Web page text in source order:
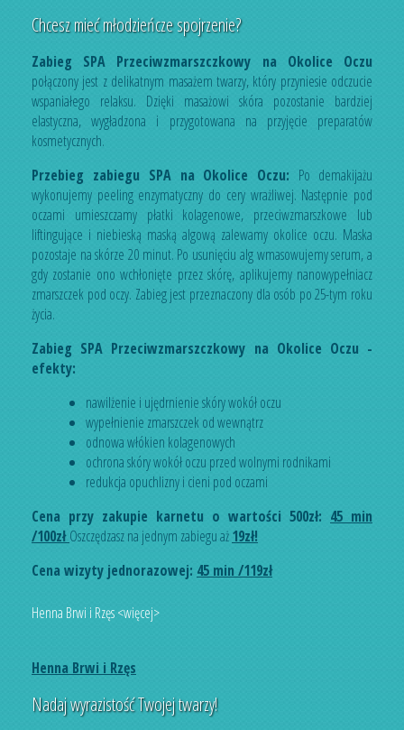
Chcesz mieć młodzieńcze spojrzenie?
Zabieg SPA Przeciwzmarszczkowy na Okolice Oczu
połączony jest z delikatnym masażem twarzy, który przyniesie odczucie
wspaniałego relaksu. Dzięki masażowi skóra pozostanie bardziej
elastyczna, wygładzona i przygotowana na przyjęcie preparatów
kosmetycznych.
Przebieg zabiegu SPA na Okolice Oczu: Po demakijażu
wykonujemy peeling enzymatyczny do cery wrażliwej. Następnie pod
oczami umieszczamy płatki kolagenowe, przeciwzmarszkowe lub
liftingujące i niebieską maską algową zalewamy okolice oczu. Maska
pozostaje na skórze 20 minut. Po usunięciu alg wmasowujemy serum, a
gdy zostanie ono wchłonięte przez skórę, aplikujemy nanowypełniacz
zmarszczek pod oczy. Zabieg jest przeznaczony dla osób po 25-tym roku
życia.
Zabieg SPA Przeciwzmarszczkowy na Okolice Oczu -
efekty:
nawilżenie i ujędrnienie skóry wokół oczu
wypełnienie zmarszczek od wewnątrz
odnowa włókien kolagenowych
ochrona skóry wokół oczu przed wolnymi rodnikami
redukcja opuchlizny i cieni pod oczami
Cena przy zakupie karnetu o wartości 500zł: 45 min
/100złOszczędzasz na jednym zabiegu aż19zł!
Cena wizyty jednorazowej: 45 min /119zł
Henna Brwi i Rzęs <więcej>
Henna Brwi i Rzęs
Nadaj wyrazistość Twojej twarzy!